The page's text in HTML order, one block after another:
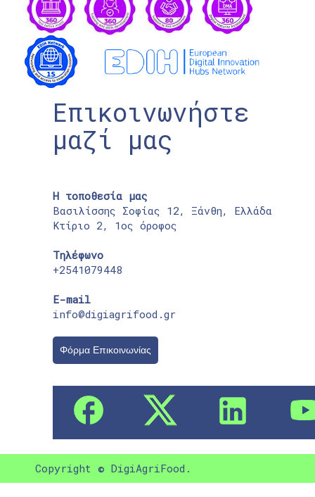
Επικοινωνήστε
μαζί μας
Η τοποθεσία μας
Βασιλίσσης Σοφίας 12, Ξάνθη, Ελλάδα
Κτίριο 2, 1ος όροφος
Τηλέφωνο
+2541079448
E-mail
info@digiagrifood.gr
Φόρμα Επικοινωνίας
Copyright © DigiAgriFood.